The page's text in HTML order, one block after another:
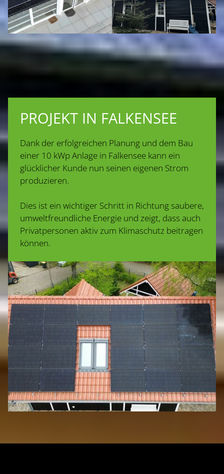
PROJEKT IN FALKENSEE
Dank der erfolgreichen Planung und dem Bau
einer 10 kWp Anlage in Falkensee kann ein
glücklicher Kunde nun seinen eigenen Strom
produzieren.
Dies ist ein wichtiger Schritt in Richtung saubere,
umweltfreundliche Energie und zeigt, dass auch
Privatpersonen aktiv zum Klimaschutz beitragen
können.